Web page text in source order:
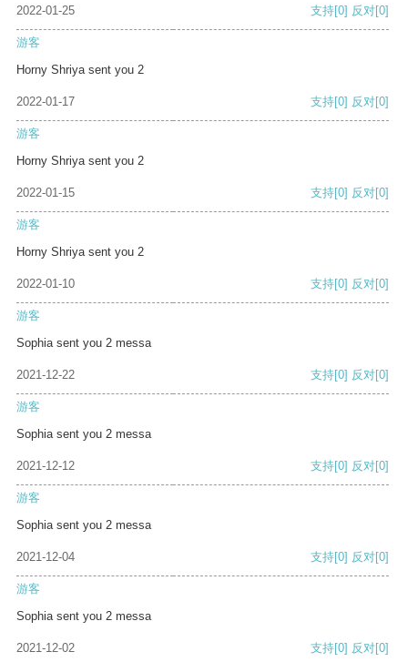
2022-01-25 支持[0] 反对[0]
游客
Horny Shriya sent you 2
2022-01-17 支持[0] 反对[0]
游客
Horny Shriya sent you 2
2022-01-15 支持[0] 反对[0]
游客
Horny Shriya sent you 2
2022-01-10 支持[0] 反对[0]
游客
Sophia sent you 2 messa
2021-12-22 支持[0] 反对[0]
游客
Sophia sent you 2 messa
2021-12-12 支持[0] 反对[0]
游客
Sophia sent you 2 messa
2021-12-04 支持[0] 反对[0]
游客
Sophia sent you 2 messa
2021-12-02 支持[0] 反对[0]